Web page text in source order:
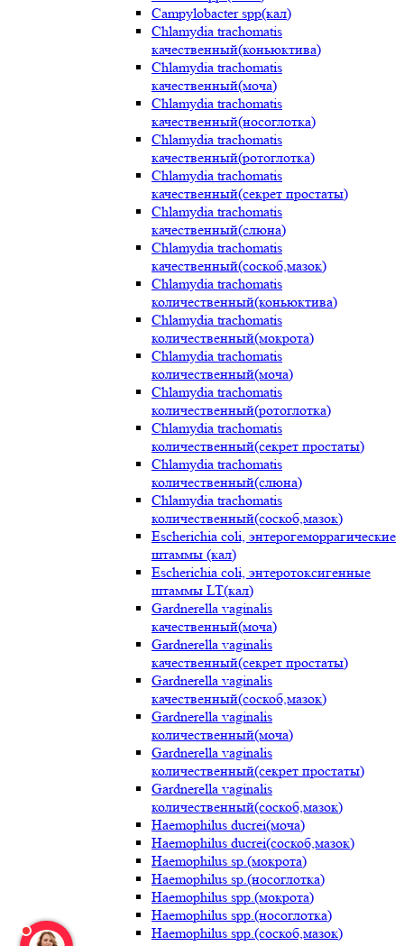
Campylobacter spp(кал)
Chlamydia trachomatis
качественный(коньюктива)
Chlamydia trachomatis
качественный(моча)
Chlamydia trachomatis
качественный(носоглотка)
Chlamydia trachomatis
качественный(ротоглотка)
Chlamydia trachomatis
качественный(секрет простаты)
Chlamydia trachomatis
качественный(слюна)
Chlamydia trachomatis
качественный(соскоб,мазок)
Chlamydia trachomatis
количественный(коньюктива)
Chlamydia trachomatis
количественный(мокрота)
Chlamydia trachomatis
количественный(моча)
Chlamydia trachomatis
количественный(ротоглотка)
Chlamydia trachomatis
количественный(секрет простаты)
Chlamydia trachomatis
количественный(слюна)
Chlamydia trachomatis
количественный(соскоб,мазок)
Escherichia coli, энтерогеморрагические
штаммы (кал)
Escherichia coli, энтеротоксигенные
штаммы LT(кал)
Gardnerella vaginalis
качественный(моча)
Gardnerella vaginalis
качественный(секрет простаты)
Gardnerella vaginalis
качественный(соскоб,мазок)
Gardnerella vaginalis
количественный(моча)
Gardnerella vaginalis
количественный(секрет простаты)
Gardnerella vaginalis
количественный(соскоб,мазок)
Haemophilus ducrei(моча)
Haemophilus ducrei(соскоб,мазок)
Haemophilus sp.(мокрота)
Haemophilus sp.(носоглотка)
Haemophilus spp.(мокрота)
Haemophilus spp.(носоглотка)
Haemophilus spp.(соскоб,мазок)